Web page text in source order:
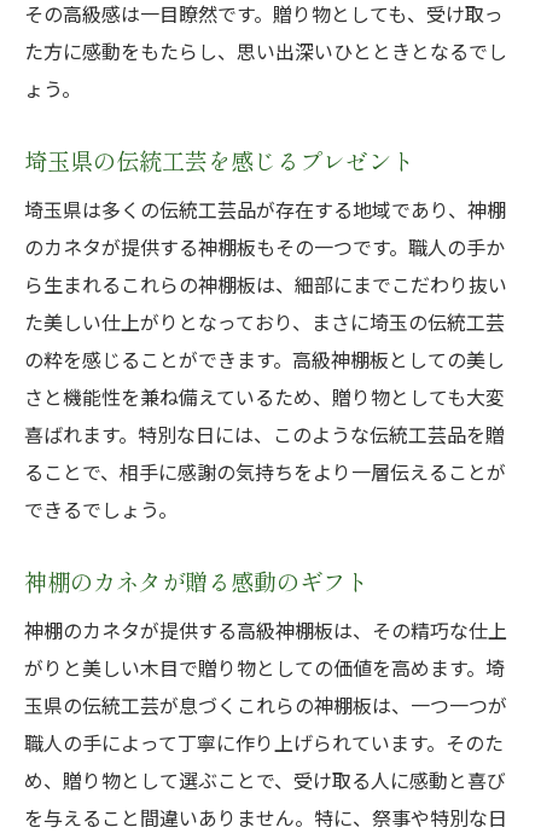
その高級感は一目瞭然です。贈り物としても、受け取っ
た方に感動をもたらし、思い出深いひとときとなるでし
ょう。
埼玉県の伝統工芸を感じるプレゼント
埼玉県は多くの伝統工芸品が存在する地域であり、神棚
のカネタが提供する神棚板もその一つです。職人の手か
ら生まれるこれらの神棚板は、細部にまでこだわり抜い
た美しい仕上がりとなっており、まさに埼玉の伝統工芸
の粋を感じることができます。高級神棚板としての美し
さと機能性を兼ね備えているため、贈り物としても大変
喜ばれます。特別な日には、このような伝統工芸品を贈
ることで、相手に感謝の気持ちをより一層伝えることが
できるでしょう。
神棚のカネタが贈る感動のギフト
神棚のカネタが提供する高級神棚板は、その精巧な仕上
がりと美しい木目で贈り物としての価値を高めます。埼
玉県の伝統工芸が息づくこれらの神棚板は、一つ一つが
職人の手によって丁寧に作り上げられています。そのた
め、贈り物として選ぶことで、受け取る人に感動と喜び
を与えること間違いありません。特に、祭事や特別な日